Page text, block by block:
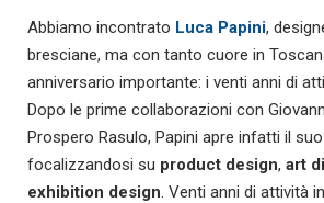
Abbiamo incontrato Luca Papini,
bresciane, ma con tanto cuore in
anniversario importante: i venti anni di
Dopo le prime collaborazioni con
Prospero Rasulo, Papini apre infatti il
focalizzandosi su product design, art
exhibition design. Venti anni di attività